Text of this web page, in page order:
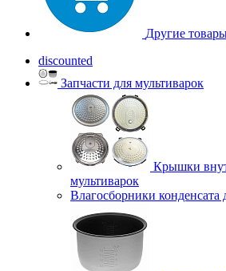
Другие
discounted
Запчасти для мультиварок
Крышки
мультиварок
Влагосборники конденсата